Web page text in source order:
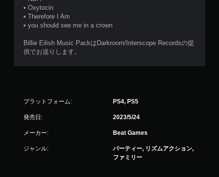
• Oxytocin
• Therefore I Am
• you should see me in a crown
Billie Eilish Music PackはDarkroom/Interscope Recordsの提
供でお送りします。
プラットフォーム: PS4, PS5
発売日: 2023/5/24
メーカー: Beat Games
ジャンル:
パーティー, リズムアクション,
ファミリー